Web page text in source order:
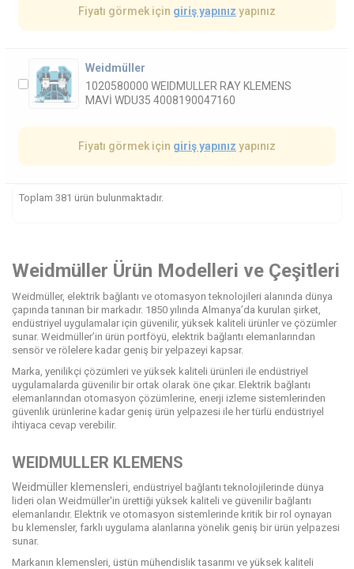
Fiyatı görmek için giriş yapınız yapınız
Weidmüller
1020580000 WEIDMULLER RAY KLEMENS
MAVİ WDU35 4008190047160
Fiyatı görmek için giriş yapınız yapınız
Toplam 381 ürün bulunmaktadır.
Weidmüller Ürün Modelleri ve Çeşitleri
Weidmüller, elektrik bağlantı ve otomasyon teknolojileri alanında dünya
çapında tanınan bir markadır. 1850 yılında Almanya’da kurulan şirket,
endüstriyel uygulamalar için güvenilir, yüksek kaliteli ürünler ve çözümler
sunar. Weidmüller’in ürün portföyü, elektrik bağlantı elemanlarından
sensör ve rölelere kadar geniş bir yelpazeyi kapsar.
Marka, yenilikçi çözümleri ve yüksek kaliteli ürünleri ile endüstriyel
uygulamalarda güvenilir bir ortak olarak öne çıkar. Elektrik bağlantı
elemanlarından otomasyon çözümlerine, enerji izleme sistemlerinden
güvenlik ürünlerine kadar geniş ürün yelpazesi ile her türlü endüstriyel
ihtiyaca cevap verebilir.
WEIDMULLER KLEMENS
Weidmüller klemensleri, endüstriyel bağlantı teknolojilerinde dünya
lideri olan Weidmüller'in ürettiği yüksek kaliteli ve güvenilir bağlantı
elemanlarıdır. Elektrik ve otomasyon sistemlerinde kritik bir rol oynayan
bu klemensler, farklı uygulama alanlarına yönelik geniş bir ürün yelpazesi
sunar.
Markanın klemensleri, üstün mühendislik tasarımı ve yüksek kaliteli